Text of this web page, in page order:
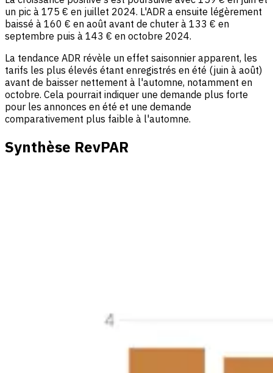
un pic à 175 € en juillet 2024. L'ADR a ensuite légèrement
baissé à 160 € en août avant de chuter à 133 € en
septembre puis à 143 € en octobre 2024.
La tendance ADR révèle un effet saisonnier apparent, les
tarifs les plus élevés étant enregistrés en été (juin à août)
avant de baisser nettement à l'automne, notamment en
octobre. Cela pourrait indiquer une demande plus forte
pour les annonces en été et une demande
comparativement plus faible à l'automne.
Synthèse RevPAR